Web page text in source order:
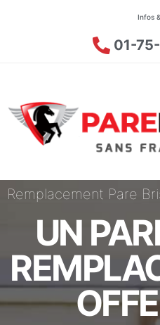
Infos
01-
Remplacement Pare
UN